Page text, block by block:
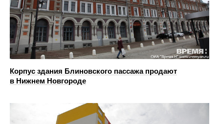
Корпус здания Блиновского пассажа продают
в Нижнем Новгороде